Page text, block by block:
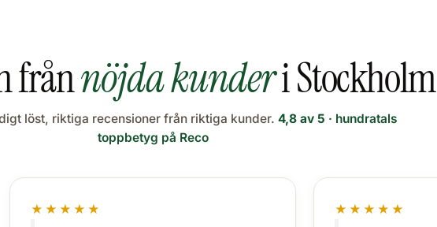
frånnöjda kunderi Stockholm
löst, riktiga recensioner från riktiga kunder. 4,8 av 5 · hundratals
toppbetyg på Reco
★★★★★ ★★★★★